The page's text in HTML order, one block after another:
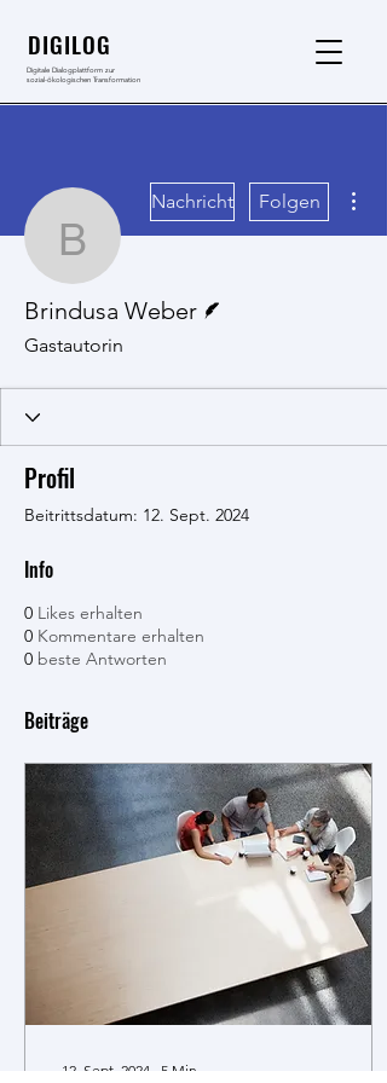
DIGILOG
Digitale Dialogplattform zur
sozial-ökologischen Transformation
Brindusa Weber
Nachricht Folgen
Brindusa Weber
Gastautorin
Profil
Beitrittsdatum: 12. Sept. 2024
Info
0 Likes erhalten
0 Kommentare erhalten
0 beste Antworten
Beiträge
12. Sept. 2024 5 Min.